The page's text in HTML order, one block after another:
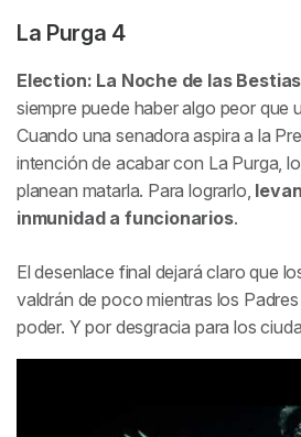
La Purga 4
Election: La Noche de las Bestias
siempre puede haber algo peor que
Cuando una senadora aspira a la
intención de acabar con La Purga,
planean matarla. Para lograrlo,
inmunidad a funcionarios.
El desenlace final dejará claro que
valdrán de poco mientras los
poder. Y por desgracia para los